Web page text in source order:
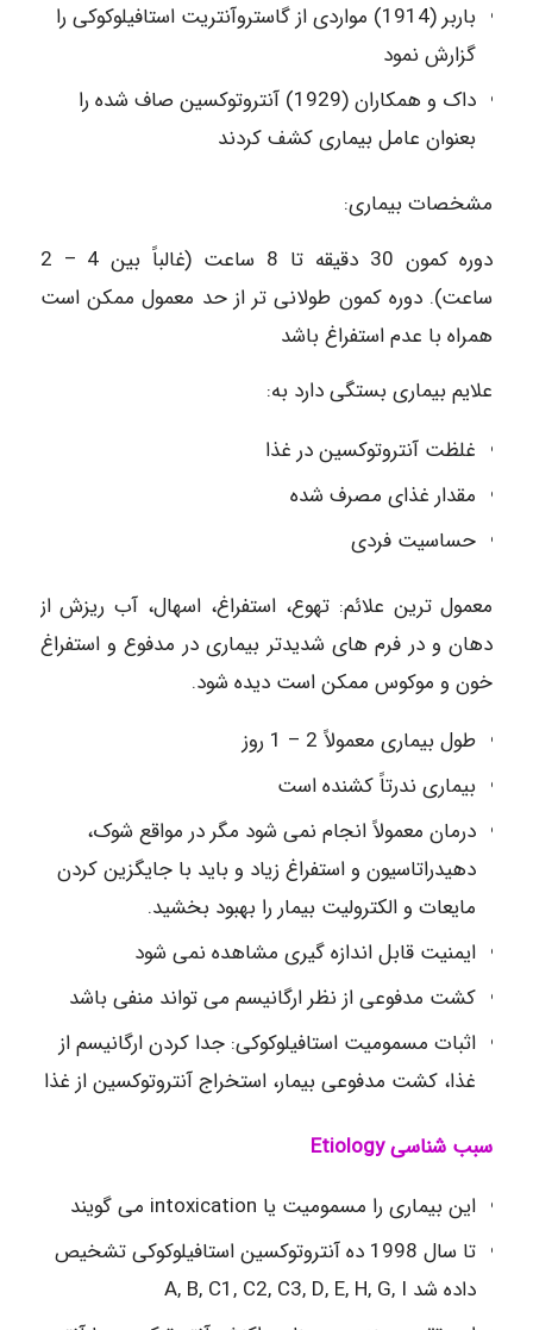
باربر (1914) مواردی از گاستروآنتریت استافیلوکوکی را
گزارش نمود
داک و همکاران (1929) آنتروتوکسین صاف شده را
بعنوان عامل بیماری کشف کردند
مشخصات بیماری:
دوره کمون 30 دقیقه تا 8 ساعت (غالباً بین 4 – 2
ساعت). دوره کمون طولانی تر از حد معمول ممکن است
همراه با عدم استفراغ باشد
علایم بیماری بستگی دارد به:
غلظت آنتروتوکسین در غذا
مقدار غذای مصرف شده
حساسیت فردی
معمول ترین علائم: تهوع، استفراغ، اسهال، آب ریزش از
دهان و در فرم های شدیدتر بیماری در مدفوع و استفراغ
خون و موکوس ممکن است دیده شود.
طول بیماری معمولاً 2 – 1 روز
بیماری ندرتاً کشنده است
درمان معمولاً انجام نمی شود مگر در مواقع شوک،
دهیدراتاسیون و استفراغ زیاد و باید با جایگزین کردن
مایعات و الکترولیت بیمار را بهبود بخشید.
ایمنیت قابل اندازه گیری مشاهده نمی شود
کشت مدفوعی از نظر ارگانیسم می تواند منفی باشد
اثبات مسمومیت استافیلوکوکی: جدا کردن ارگانیسم از
غذا، کشت مدفوعی بیمار، استخراج آنتروتوکسین از غذا
سبب شناسیEtiology
این بیماری را مسمومیت یا intoxication می گویند
تا سال 1998 ده آنتروتوکسین استافیلوکوکی تشخیص
داده شد A, B, C1, C2, C3, D, E, H, G, I